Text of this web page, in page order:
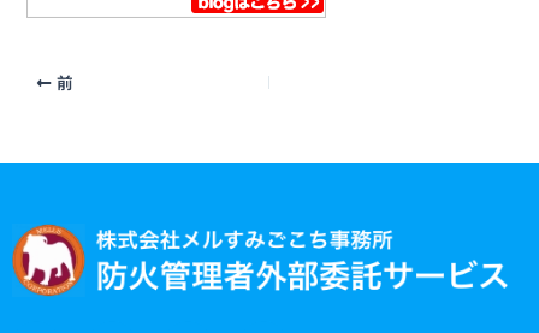
前